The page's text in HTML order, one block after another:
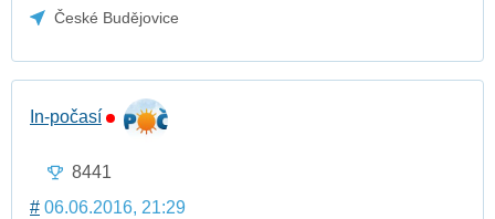
České Budějovice
In-počasí
8441
# 06.06.2016, 21:29